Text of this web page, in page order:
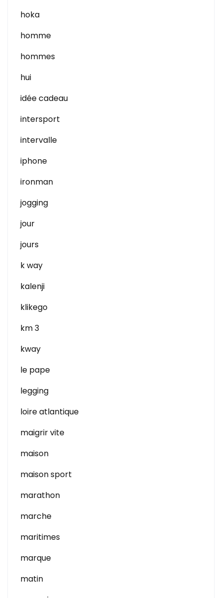
hoka
homme
hommes
hui
idée cadeau
intersport
intervalle
iphone
ironman
jogging
jour
jours
k way
kalenji
klikego
km 3
kway
le pape
legging
loire atlantique
maigrir vite
maison
maison sport
marathon
marche
maritimes
marque
matin